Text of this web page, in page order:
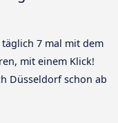
7 mal mit dem
mit einem Klick!
Düsseldorf schon ab